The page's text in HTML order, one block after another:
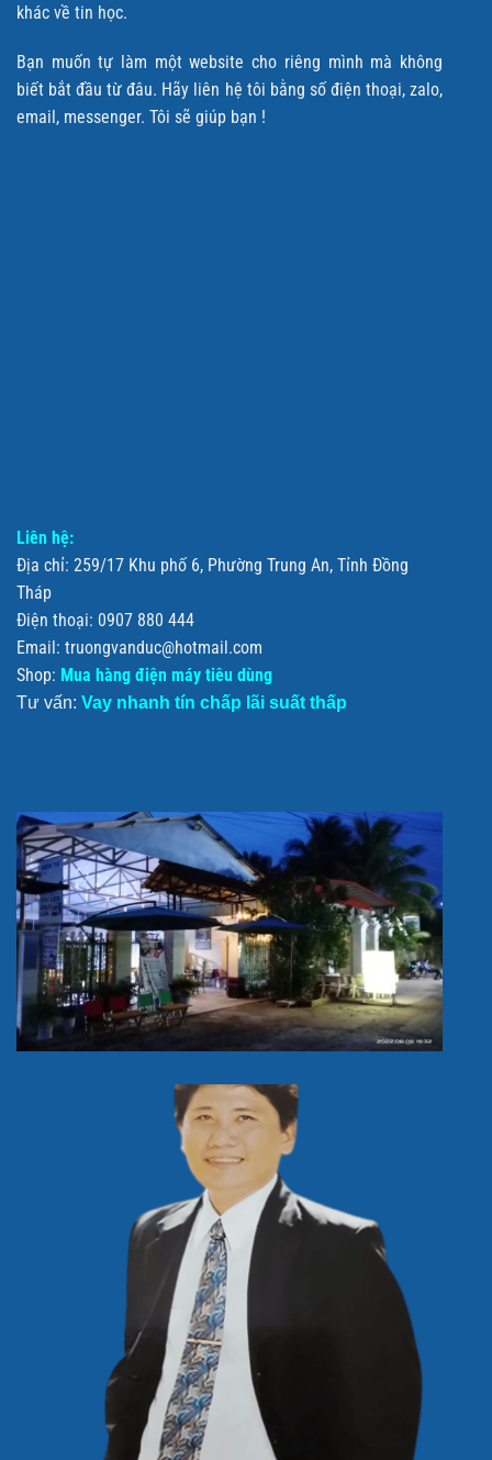
khác về tin học.
Bạn muốn tự làm một website cho riêng mình mà không
biết bắt đầu từ đâu. Hãy liên hệ tôi bằng số điện thoại, zalo,
email, messenger. Tôi sẽ giúp bạn !
Liên hệ:
Địa chỉ: 259/17 Khu phố 6, Phường Trung An, Tỉnh Đồng
Tháp
Điện thoại: 0907 880 444
Email: truongvanduc@hotmail.com
Shop: Mua hàng điện máy tiêu dùng
Tư vấn: Vay nhanh tín chấp lãi suất thấp